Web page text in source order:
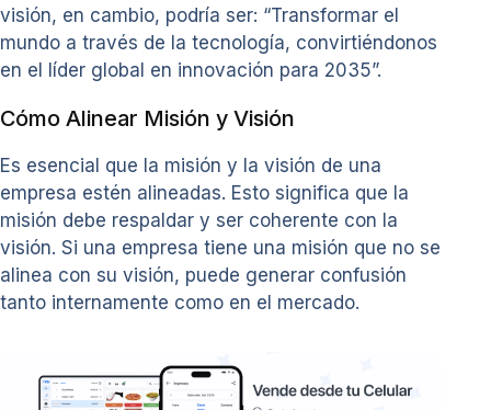
visión, en cambio, podría ser: “Transformar el
mundo a través de la tecnología, convirtiéndonos
en el líder global en innovación para 2035”.
Cómo Alinear Misión y Visión
Es esencial que la misión y la visión de una
empresa estén alineadas. Esto significa que la
misión debe respaldar y ser coherente con la
visión. Si una empresa tiene una misión que no se
alinea con su visión, puede generar confusión
tanto internamente como en el mercado.